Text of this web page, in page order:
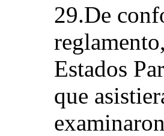
29.De
Estados
que